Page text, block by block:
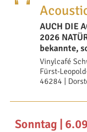
AUCH DIE
2026
bekannte,
auf uns
Vinylcafé
Fürst-
46284 |
Sonntag |